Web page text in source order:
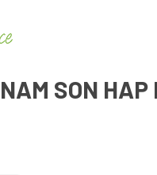
SON HAP